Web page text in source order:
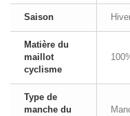
Saison
Matière du
maillot
cyclisme
Type de
manche du